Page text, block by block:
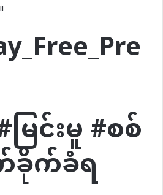
ြင်းမူ #စစ်
က်ခံရ